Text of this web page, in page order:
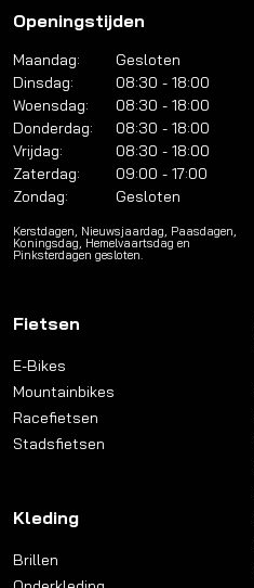
Openingstijden
Maandag:
Gesloten
Dinsdag:
08:30 - 18:00
Woensdag:
08:30 - 18:00
Donderdag:
08:30 - 18:00
Vrijdag:
08:30 - 18:00
Zaterdag:
09:00 - 17:00
Zondag:
Gesloten
Kerstdagen, Nieuwsjaardag, Paasdagen,
Koningsdag, Hemelvaartsdag en
Pinksterdagen gesloten.
Fietsen
E-Bikes
Mountainbikes
Racefietsen
Stadsfietsen
Kleding
Brillen